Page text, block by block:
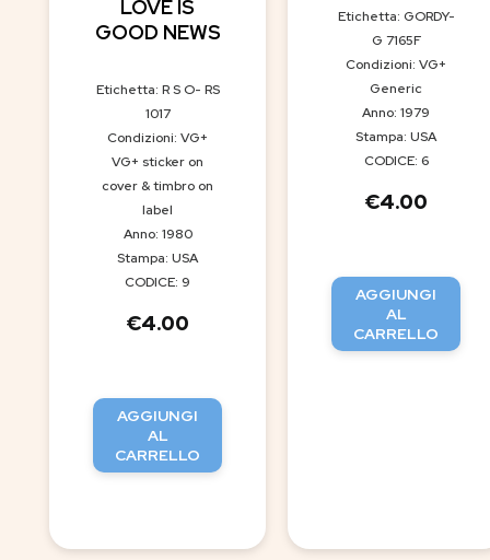
LOVE IS
GOOD NEWS
Etichetta: R S O- RS
1017
Condizioni: VG+
VG+ sticker on
cover & timbro on
label
Anno: 1980
Stampa: USA
CODICE: 9
€4.00
AGGIUNGI
AL
CARRELLO
Etichetta: GORDY-
G 7165F
Condizioni: VG+
Generic
Anno: 1979
Stampa: USA
CODICE: 6
€4.00
AGGIUNGI
AL
CARRELLO